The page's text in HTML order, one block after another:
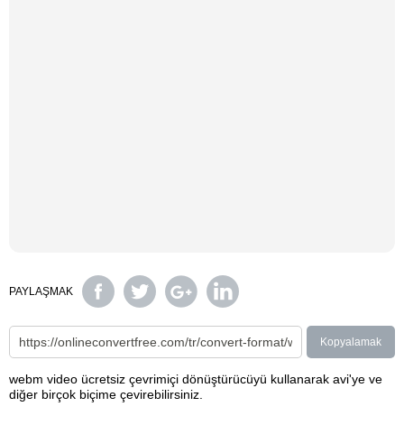
PAYLAŞMAK
Kopyalamak
webm video ücretsiz çevrimiçi dönüştürücüyü kullanarak avi'ye ve
diğer birçok biçime çevirebilirsiniz.